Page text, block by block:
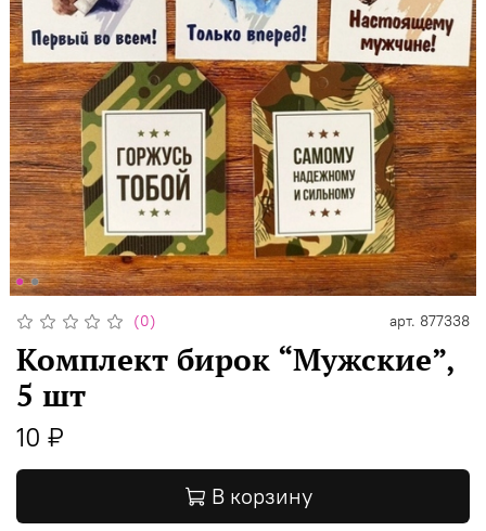
(0) арт. 877338
Комплект бирок “Мужские”,
5 шт
10 ₽
В корзину